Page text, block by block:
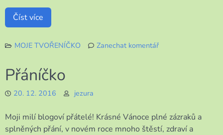
Číst více
MOJE TVOŘENÍČKO
Zanechat komentář
Přáníčko
20. 12. 2016 jezura
Moji milí blogoví přátelé! Krásné Vánoce plné zázraků a
splněných přání, v novém roce mnoho štěstí, zdraví a